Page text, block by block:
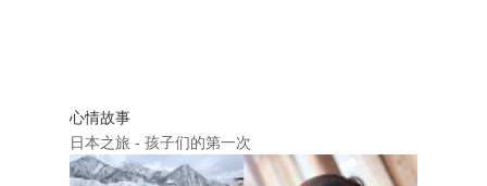
心情故事
日本之旅 - 孩子们的第一次